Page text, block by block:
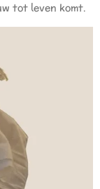
tot leven komt.